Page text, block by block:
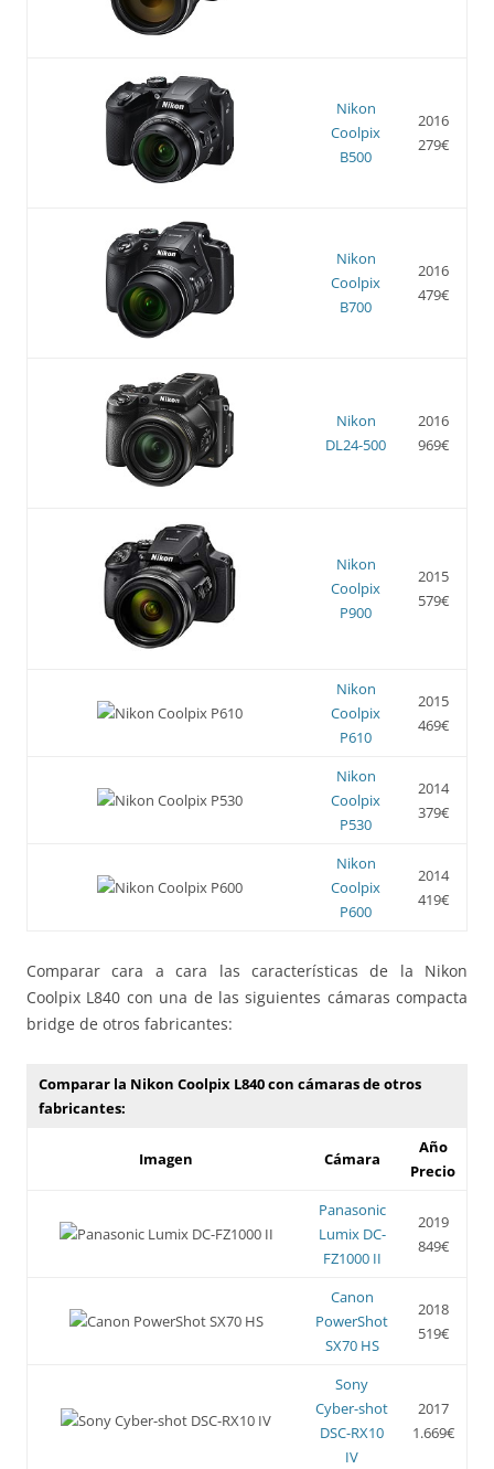
Nikon
Coolpix
B500
2016
279€
Nikon
Coolpix
B700
2016
479€
Nikon
DL24-500
2016
969€
Nikon
Coolpix
P900
2015
579€
Nikon
Coolpix
P610
2015
469€
Nikon
Coolpix
P530
2014
379€
Nikon
Coolpix
P600
2014
419€
Comparar cara a cara las características de la Nikon
Coolpix L840 con una de las siguientes cámaras compacta
bridge de otros fabricantes:
Comparar la Nikon Coolpix L840 con cámaras de otros
fabricantes:
Imagen Cámara
Año
Precio
Panasonic
Lumix DC-
FZ1000 II
2019
849€
Canon
PowerShot
SX70 HS
2018
519€
Sony
Cyber-shot
DSC-RX10
IV
2017
1.669€